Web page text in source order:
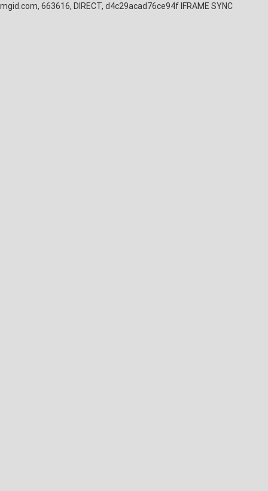
mgid.com, 663616, DIRECT, d4c29acad76ce94f IFRAME SYNC